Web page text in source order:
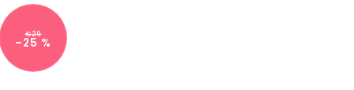
€29
–25 %